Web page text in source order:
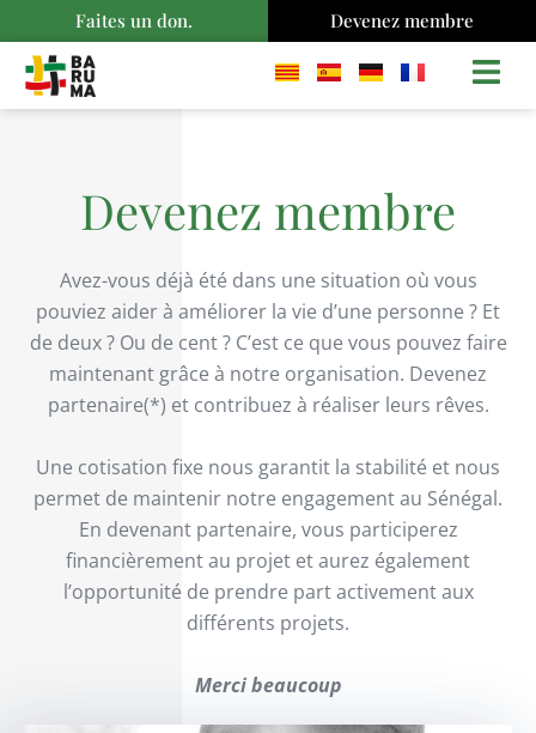
Faites un don. Devenez membre
Devenez membre
Avez-vous déjà été dans une situation où vous
pouviez aider à améliorer la vie d’une personne ? Et
de deux ? Ou de cent ? C’est ce que vous pouvez faire
maintenant grâce à notre organisation. Devenez
partenaire(*) et contribuez à réaliser leurs rêves.
Une cotisation fixe nous garantit la stabilité et nous
permet de maintenir notre engagement au Sénégal.
En devenant partenaire, vous participerez
financièrement au projet et aurez également
l’opportunité de prendre part activement aux
différents projets.
Merci beaucoup